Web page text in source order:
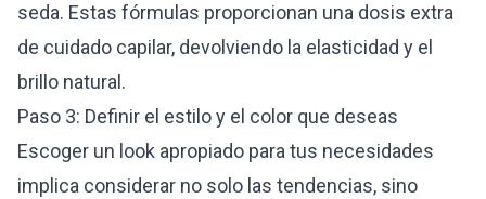
seda. Estas fórmulas proporcionan una dosis extra
de cuidado capilar, devolviendo la elasticidad y el
brillo natural.
Paso 3: Definir el estilo y el color que deseas
Escoger un look apropiado para tus necesidades
implica considerar no solo las tendencias, sino